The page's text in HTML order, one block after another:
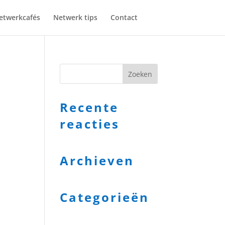
Netwerk tips Contact
Recente
reacties
Archieven
Categorieën